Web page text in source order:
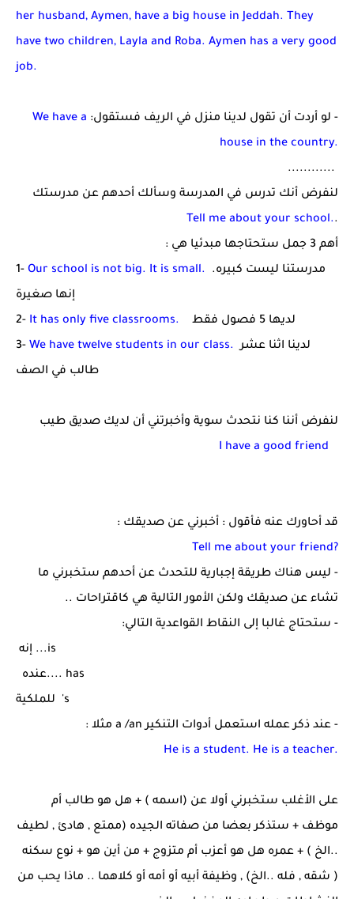
her husband, Aymen, have a big house in Jeddah. They
have two children, Layla and Roba. Aymen has a very good
job.
- لو أردت أن تقول لدينا منزل في الريف فستقول: We have a
house in the country.
............
لنفرض أنك تدرس في المدرسة وسألك أحدهم عن مدرستك
.
.
Tell me about your school
أهم 3 جمل ستحتاجها مبدئيا هي :
1- Our school is not big. It is small.
مدرستنا ليست كبيره.
إنها صغيرة
2- It has only five classrooms. فقط
لديها 5 فصول
3- We have twelve students in our class.
لدينا اثنا عشر
طالب في الصف
لنفرض أننا كنا نتحدث سوية وأخبرتني أن لديك صديق طيب
I have a good friend
قد أحاورك عنه فأقول : أخبرني عن صديقك :
Tell me about your friend?
- ليس هناك طريقة إجبارية للتحدث عن أحدهم ستخبرني ما
تشاء عن صديقك ولكن الأمور التالية هي كاقتراحات ..
- ستحتاج غالبا إلى النقاط القواعدية التالي:
إنه ...is
عنده.... has
للملكية 's
- عند ذكر عمله استعمل أدوات التنكيرa /an مثلا :
He is a student. He is a teacher.
على الأغلب ستخبرني أولا عن (اسمه ) + هل هو طالب أم
موظف + ستذكر بعضا من صفاته الجيده (ممتع , هادئ , لطيف
..الخ ) + عمره هل هو أعزب أم متزوج + من أين هو + نوع سكنه
( شقه , فله ..الخ) , وظيفة أبيه أو أمه أو كلاهما .. ماذا يحب من